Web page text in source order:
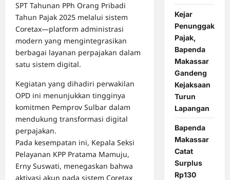
SPT Tahunan PPh Orang Pribadi
Tahun Pajak 2025 melalui sistem
Coretax—platform administrasi
modern yang mengintegrasikan
berbagai layanan perpajakan dalam
satu sistem digital.
Kegiatan yang dihadiri perwakilan
OPD ini menunjukkan tingginya
komitmen Pemprov Sulbar dalam
mendukung transformasi digital
perpajakan.
Pada kesempatan ini, Kepala Seksi
Pelayanan KPP Pratama Mamuju,
Erny Suswati, menegaskan bahwa
aktivasi akun pada sistem Coretax
Kejar
Penunggak
Pajak,
Bapenda
Makassar
Gandeng
Kejaksaan
Turun
Lapangan
Bapenda
Makassar
Catat
Surplus
Rp130